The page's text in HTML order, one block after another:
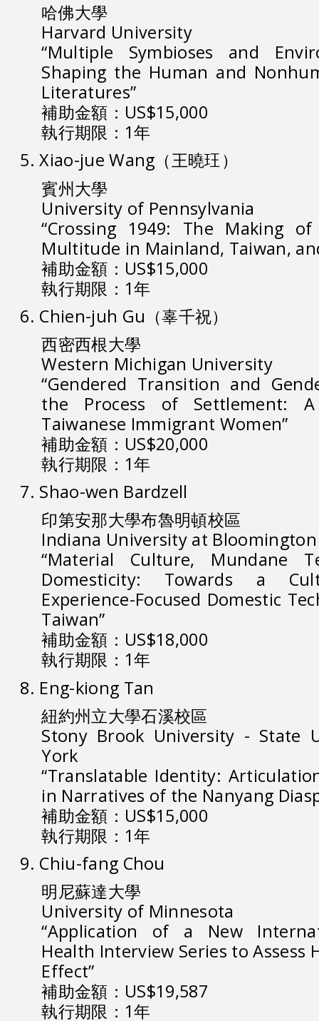
哈佛大學
Harvard University
“Multiple Symbioses and
Shaping the Human and
Literatures”
補助金額：US$15,000
執行期限：1年
5. Xiao-jue Wang（王曉玨）
賓州大學
University of Pennsylvania
“Crossing 1949: The Making
Multitude in Mainland, Taiwan,
補助金額：US$15,000
執行期限：1年
6. Chien-juh Gu（辜千祝）
西密西根大學
Western Michigan University
“Gendered Transition and
the Process of Settlement:
Taiwanese Immigrant Women”
補助金額：US$20,000
執行期限：1年
7. Shao-wen Bardzell
印第安那大學布魯明頓校區
Indiana University at Bloomington
“Material Culture, Mundane
Domesticity: Towards a
Experience-Focused Domestic
Taiwan”
補助金額：US$18,000
執行期限：1年
8. Eng-kiong Tan
紐約州立大學石溪校區
Stony Brook University - State
York
“Translatable Identity:
in Narratives of the Nanyang
補助金額：US$15,000
執行期限：1年
9. Chiu-fang Chou
明尼蘇達大學
University of Minnesota
“Application of a New
Health Interview Series to Assess
Effect”
補助金額：US$19,587
執行期限：1年